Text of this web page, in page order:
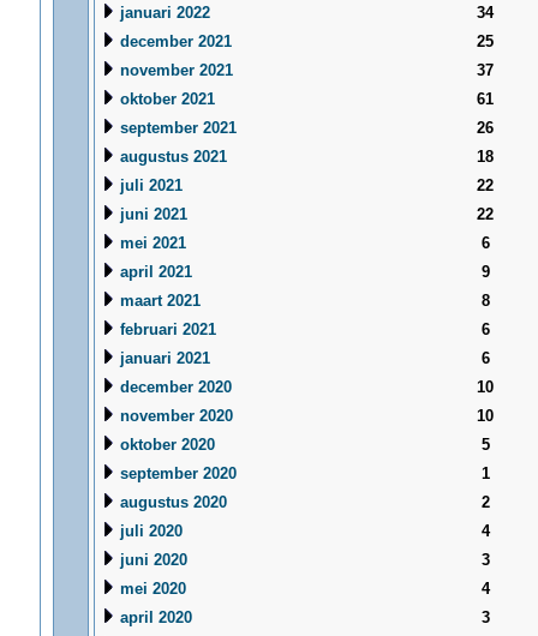
januari 2022
34
december 2021
25
november 2021
37
oktober 2021
61
september 2021
26
augustus 2021
18
juli 2021
22
juni 2021
22
mei 2021
6
april 2021
9
maart 2021
8
februari 2021
6
januari 2021
6
december 2020
10
november 2020
10
oktober 2020
5
september 2020
1
augustus 2020
2
juli 2020
4
juni 2020
3
mei 2020
4
april 2020
3